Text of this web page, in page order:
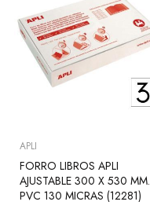
APLI
FORRO LIBROS APLI
AJUSTABLE 300 X 530 MM.
PVC 130 MICRAS (12281)